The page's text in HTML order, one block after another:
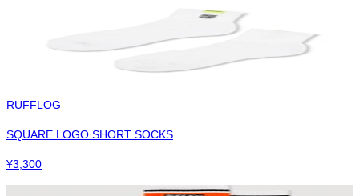
RUFFLOG
SQUARE LOGO SHORT SOCKS
¥3,300